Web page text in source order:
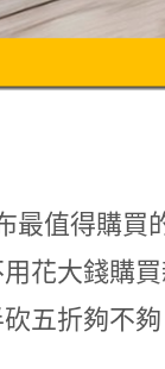
最值得購買
花大錢購
五折夠不夠